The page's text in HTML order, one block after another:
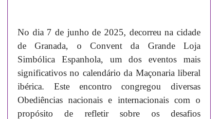
No dia 7 de junho de 2025, decorreu na cidade
de Granada, o Convent da Grande Loja
Simbólica Espanhola, um dos eventos mais
significativos no calendário da Maçonaria liberal
ibérica. Este encontro congregou diversas
Obediências nacionais e internacionais com o
propósito de refletir sobre os desafios